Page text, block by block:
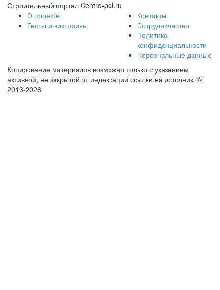
Строительный портал Centro-pol.ru
О проекте
Тесты и викторины
Контакты
Сотрудничество
Политика
конфиденциальности
Персональные данные
Копирование материалов возможно только с указанием
активной, не закрытой от индексации ссылки на источник. ©
2013-2026